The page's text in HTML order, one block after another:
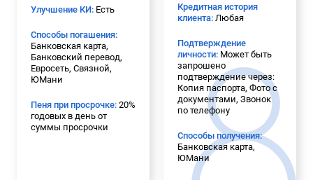
Улучшение КИ: Есть
Способы погашения:
Банковская карта,
Банковский перевод,
Евросеть, Связной,
ЮМани
Пеня при просрочке: 20%
годовых в день от
суммы просрочки
Кредитная история
клиента: Любая
Подтверждение
личности: Может быть
запрошено
подтверждение через:
Копия паспорта, Фото с
документами, Звонок
по телефону
Способы получения:
Банковская карта,
ЮМани